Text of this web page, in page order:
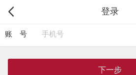
登录
账 号
下一步